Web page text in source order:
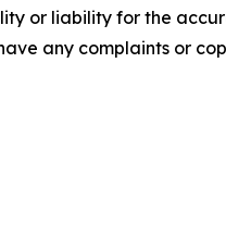
or liability for the
any complaints or